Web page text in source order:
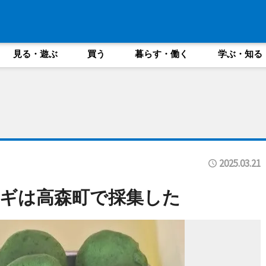
見る・遊ぶ 買う 暮らす・働く 学ぶ・知る
2025.03.21
は高森町で採集した